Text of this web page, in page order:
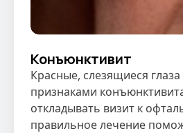
Конъюнктивит
Красные, слезящиеся
признаками
откладывать визит к
правильное лечение